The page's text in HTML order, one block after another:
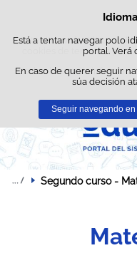
Este sitio web utiliza
cookies de terceiros para
Pode obter máis
Está a tentar navegar polo
portal. Verá
En caso de querer seguir
súa decisión
Seguir navegando en
Segundo curso -